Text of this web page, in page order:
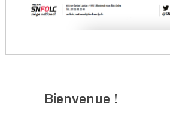
Bienvenue !